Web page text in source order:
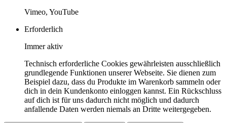
Vimeo, YouTube
Erforderlich
Immer aktiv
Technisch erforderliche Cookies gewährleisten ausschließlich
grundlegende Funktionen unserer Webseite. Sie dienen zum
Beispiel dazu, dass du Produkte im Warenkorb sammeln oder
dich in dein Kundenkonto einloggen kannst. Ein Rückschluss
auf dich ist für uns dadurch nicht möglich und dadurch
anfallende Daten werden niemals an Dritte weitergegeben.